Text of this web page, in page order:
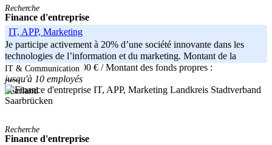
Recherche
Finance d'entreprise
IT, APP, Marketing
Je participe activement à 20% d’une société innovante dans les
technologies de l’information et du marketing. Montant de la
participation : 100.000 € / Montant des fonds propres :
-----
Saarland
IT & Communication
jusqu'à 10 employés
Landkreis Stadtverband
Saarbrücken
Recherche
Finance d'entreprise